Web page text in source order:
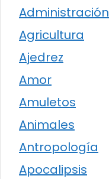
Administración
Agricultura
Ajedrez
Amor
Amuletos
Animales
Antropología
Apocalipsis